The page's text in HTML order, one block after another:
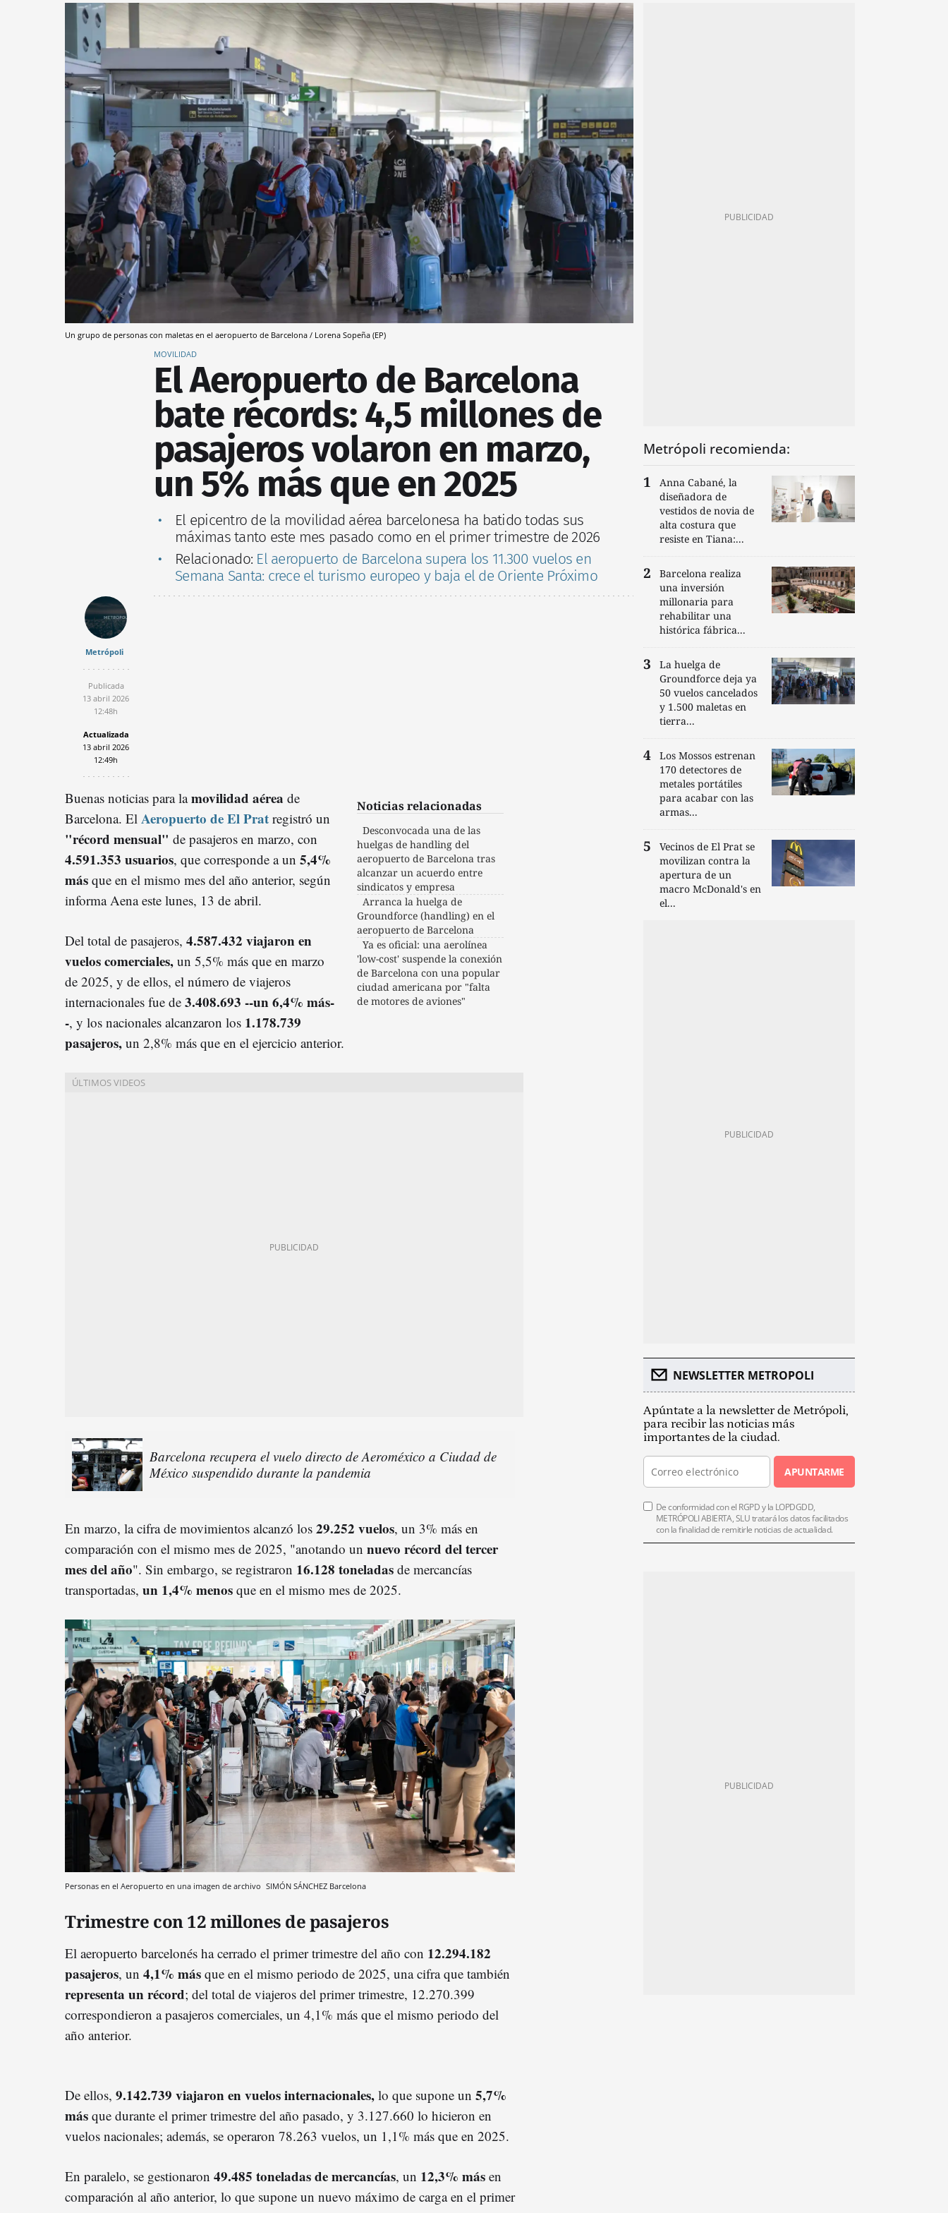
Un grupo de personas con maletas en el aeropuerto de Barcelona / Lorena Sopeña (EP)
MOVILIDAD
El Aeropuerto de Barcelona
bate récords: 4,5 millones de
pasajeros volaron en marzo,
un 5% más que en 2025
El epicentro de la movilidad aérea barcelonesa ha batido todas sus
máximas tanto este mes pasado como en el primer trimestre de 2026
Relacionado: El aeropuerto de Barcelona supera los 11.300 vuelos en
Semana Santa: crece el turismo europeo y baja el de Oriente Próximo
Metrópoli
Publicada
13 abril 2026
12:48h
Actualizada
13 abril 2026
12:49h
Noticias relacionadas
Desconvocada una de las
huelgas de handling del
aeropuerto de Barcelona tras
alcanzar un acuerdo entre
sindicatos y empresa
Arranca la huelga de
Groundforce (handling) en el
aeropuerto de Barcelona
Ya es oficial: una aerolínea
'low-cost' suspende la conexión
de Barcelona con una popular
ciudad americana por "falta
de motores de aviones"
Buenas noticias para lamovilidad aérea de
Barcelona. El Aeropuerto de El Prat registró un
"récord mensual" de pasajeros en marzo, con
4.591.353 usuarios, que corresponde a un 5,4%
más que en el mismo mes del año anterior, según
informa Aena este lunes, 13 de abril.
Del total de pasajeros, 4.587.432 viajaron en
vuelos comerciales, un 5,5% más que en marzo
de 2025, y de ellos, el número de viajeros
internacionales fue de 3.408.693 --un 6,4% más-
-, y los nacionales alcanzaron los 1.178.739
pasajeros, un 2,8% más que en el ejercicio anterior.
Barcelona recupera el vuelo directo de Aeroméxico a Ciudad de
México suspendido durante la pandemia
En marzo, la cifra de movimientos alcanzó los 29.252 vuelos, un 3% más en
comparación con el mismo mes de 2025, "anotando un nuevo récord del tercer
mes del año". Sin embargo, se registraron 16.128 toneladas de mercancías
transportadas, un 1,4% menos que en el mismo mes de 2025.
Personas en el Aeropuerto en una imagen de archivo SIMÓN SÁNCHEZ Barcelona
Trimestre con 12 millones de pasajeros
El aeropuerto barcelonés ha cerrado el primer trimestre del año con 12.294.182
pasajeros, un 4,1% más que en el mismo periodo de 2025, una cifra que también
representa un récord; del total de viajeros del primer trimestre, 12.270.399
correspondieron a pasajeros comerciales, un 4,1% más que el mismo periodo del
año anterior.
De ellos, 9.142.739 viajaron en vuelos internacionales, lo que supone un 5,7%
más que durante el primer trimestre del año pasado, y 3.127.660 lo hicieron en
vuelos nacionales; además, se operaron 78.263 vuelos, un 1,1% más que en 2025.
En paralelo, se gestionaron 49.485 toneladas de mercancías, un 12,3% más en
comparación al año anterior, lo que supone un nuevo máximo de carga en el primer
Metrópoli recomienda:
Anna Cabané, la
diseñadora de
vestidos de novia de
alta costura que
resiste en Tiana:...
Barcelona realiza
una inversión
millonaria para
rehabilitar una
histórica fábrica...
La huelga de
Groundforce deja ya
50 vuelos cancelados
y 1.500 maletas en
tierra...
Los Mossos estrenan
170 detectores de
metales portátiles
para acabar con las
armas...
Vecinos de El Prat se
movilizan contra la
apertura de un
macro McDonald's en
el...
NEWSLETTER METROPOLI
Apúntate a la newsletter de Metrópoli,
para recibir las noticias más
importantes de la ciudad.
APUNTARME
De conformidad con el RGPD y la LOPDGDD,
METRÓPOLI ABIERTA, SLU tratará los datos facilitados
con la finalidad de remitirle noticias de actualidad.